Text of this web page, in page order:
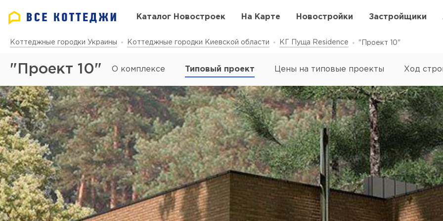
Каталог Новостроек На Карте Новостройки Застройщики
Коттеджные городки Украины Коттеджные городки Киевской области КГ Пуща Residence "Проект 10"
"Проект 10" О комплексе Типовый проект Цены на типовые проекты Ход